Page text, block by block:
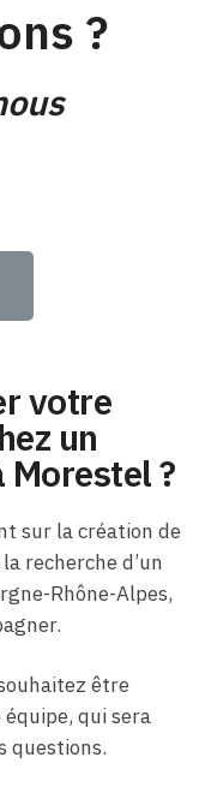
?
votre
un
?
sur la création de
recherche d’un
Rhône-Alpes,
être
qui sera
questions.